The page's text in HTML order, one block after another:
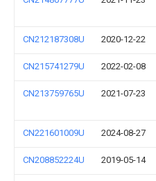
CN212187308U 2020-12-22
CN215741279U 2022-02-08
CN213759765U 2021-07-23
CN221601009U 2024-08-27
CN208852224U 2019-05-14